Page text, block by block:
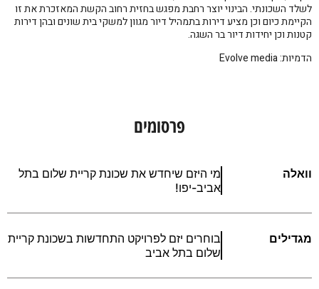
לשלד השכונתי. הבינוי יוצר רחבת מפגש בחזית רחוב הקשת המאזכרת את זו
הקיימת כיום וכן מציע דירות בתמהיל דיור מגוון למשקי בית שונים ובהן דירות
קטנות וכן יחידות דיור בר השגה.
הדמיות: Evolve media
פרסומים
וואלה
מי היזם שיחדש את שכונת קריית שלום בתל
אביב-יפו!
מגדילים
בוחרים יזם לפרויקט התחדשות בשכונת קריית
שלום בתל אביב